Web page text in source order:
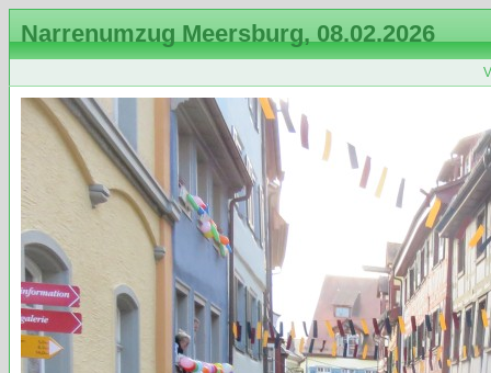
Narrenumzug Meersburg, 08.02.2026